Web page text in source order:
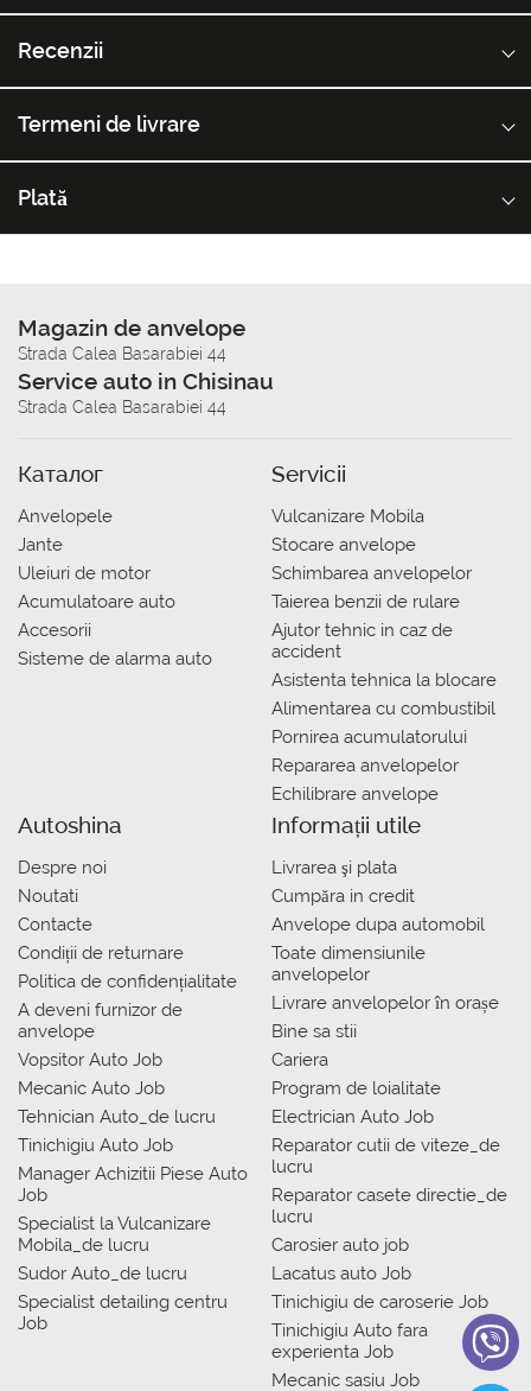
Recenzii
Termeni de livrare
Plată
Magazin de anvelope
Strada Calea Basarabiei 44
Service auto in Chisinau
Strada Calea Basarabiei 44
Каталог
Anvelopele
Jante
Uleiuri de motor
Acumulatoare auto
Accesorii
Sisteme de alarma auto
Servicii
Vulcanizare Mobila
Stocare anvelope
Schimbarea anvelopelor
Taierea benzii de rulare
Ajutor tehnic in caz de
accident
Asistenta tehnica la blocare
Alimentarea cu combustibil
Pornirea acumulatorului
Repararea anvelopelor
Echilibrare anvelope
Autoshina
Despre noi
Noutati
Contacte
Condiții de returnare
Politica de confidențialitate
A deveni furnizor de
anvelope
Vopsitor Auto Job
Mecanic Auto Job
Tehnician Auto_de lucru
Tinichigiu Auto Job
Manager Achizitii Piese Auto
Job
Specialist la Vulcanizare
Mobila_de lucru
Sudor Auto_de lucru
Specialist detailing centru
Job
Informații utile
Livrarea şi plata
Сumpăra in credit
Anvelope dupa automobil
Toate dimensiunile
anvelopelor
Livrare anvelopelor în orașe
Bine sa stii
Cariera
Program de loialitate
Electrician Auto Job
Reparator cutii de viteze_de
lucru
Reparator casete directie_de
lucru
Carosier auto job
Lacatus auto Job
Tinichigiu de caroserie Job
Tinichigiu Auto fara
experienta Job
Mecanic sasiu Job